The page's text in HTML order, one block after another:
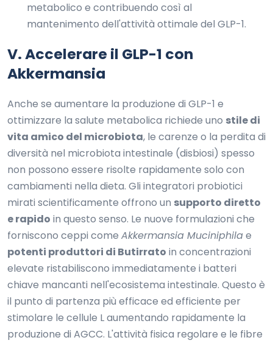
metabolico e contribuendo così al
mantenimento dell'attività ottimale del GLP-1.
V. Accelerare il GLP-1 con
Akkermansia
Anche se aumentare la produzione di GLP-1 e
ottimizzare la salute metabolica richiede uno stile di
vita amico del microbiota, le carenze o la perdita di
diversità nel microbiota intestinale (disbiosi) spesso
non possono essere risolte rapidamente solo con
cambiamenti nella dieta. Gli integratori probiotici
mirati scientificamente offrono un supporto diretto
e rapido in questo senso. Le nuove formulazioni che
forniscono ceppi come Akkermansia Muciniphilae
potenti produttori di Butirrato in concentrazioni
elevate ristabiliscono immediatamente i batteri
chiave mancanti nell'ecosistema intestinale. Questo è
il punto di partenza più efficace ed efficiente per
stimolare le cellule L aumentando rapidamente la
produzione di AGCC. L'attività fisica regolare e le fibre